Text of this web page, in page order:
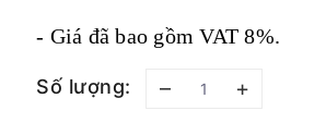
- Giá đã bao gồm VAT 8%.
Số lượng: – +